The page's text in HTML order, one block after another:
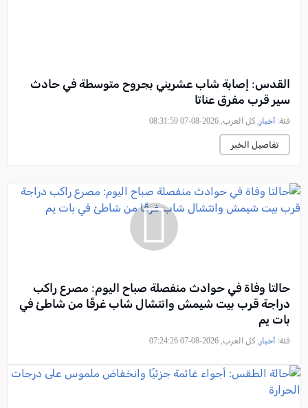
القدس: إصابة شاب عشريني بجروح متوسطة في حادث
سير قرب مفرق عناتا
فئة: أخبار , كل العرب, 2026-08-07 08:31:59
تفاصيل الخبر
حالتا وفاة في حوادث منفصلة صباح اليوم: مصرع راكب
دراجة قرب بيت شيمش وانتشال شاب غرقًا من شاطئ في
بات يم
فئة: أخبار , كل العرب, 2026-08-07 07:24:26